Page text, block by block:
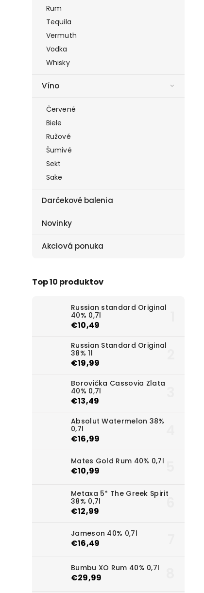
Rum
Tequila
Vermuth
Vodka
Whisky
Víno
Červené
Biele
Ružové
Šumivé
Sekt
Sake
Darčekové balenia
Novinky
Akciová ponuka
Top 10 produktov
Russian standard Original
40% 0,7l
€10,49
Russian Standard Original
38% 1l
€19,99
Borovička Cassovia Zlata
40% 0,7l
€13,49
Absolut Watermelon 38%
0,7l
€16,99
Mates Gold Rum 40% 0,7l
€10,99
Metaxa 5* The Greek Spirit
38% 0,7l
€12,99
Jameson 40% 0,7l
€16,49
Bumbu XO Rum 40% 0,7l
€29,99